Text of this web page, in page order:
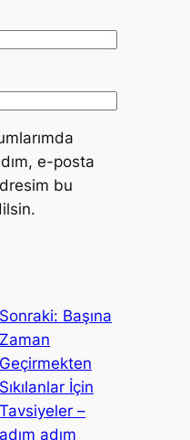
e-posta
bu
Sonraki: Başına
Zaman
Geçirmekten
Sıkılanlar İçin
Tavsiyeler –
adım adım